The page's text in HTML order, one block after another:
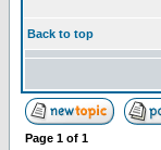
Back to top
Page 1 of 1